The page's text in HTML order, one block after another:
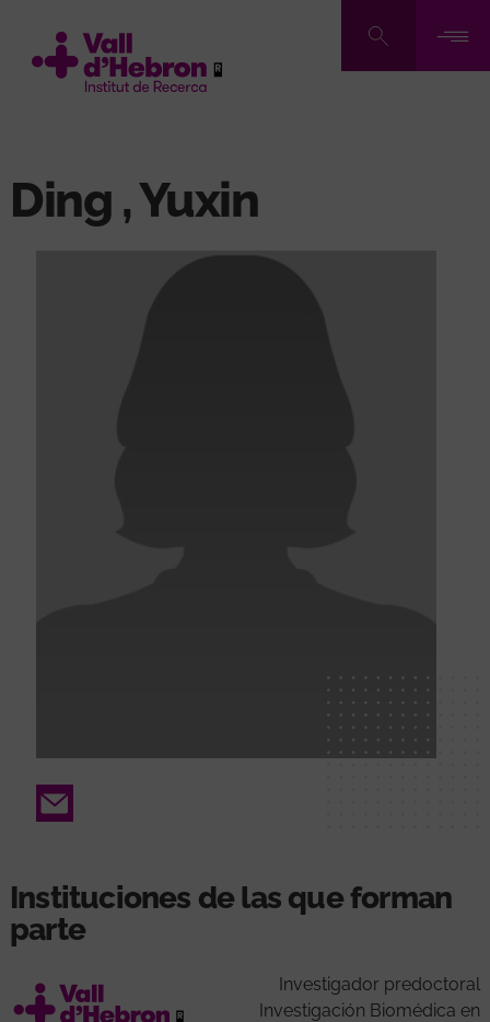
contenido
Ding , Yuxin
Email
Instituciones de las que forman
parte
Investigador predoctoral
Investigación Biomédica en